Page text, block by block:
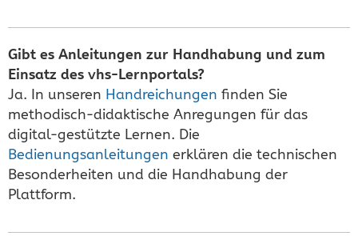
Gibt es Anleitungen zur Handhabung und zum
Einsatz des vhs-Lernportals?
Ja. In unseren Handreichungen finden Sie
methodisch-didaktische Anregungen für das
digital-gestützte Lernen. Die
Bedienungsanleitungen erklären die technischen
Besonderheiten und die Handhabung der
Plattform.